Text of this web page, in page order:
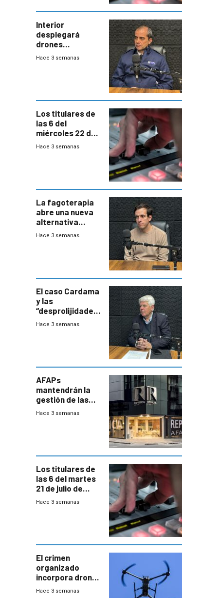
Interior
desplegará
drones
autónomos para
Hace 3 semanas
Los titulares de
las 6 del
miércoles 22 de
julio de 2026
Hace 3 semanas
La fagoterapia
abre una nueva
alternativa
contra bacterias
innovadora
Hace 3 semanas
El caso Cardama
y las
“desprolijidades”
que la
Hace 3 semanas
AFAPs
mantendrán la
gestión de las
cuentas
Hace 3 semanas
Los titulares de
las 6 del martes
21 de julio de
2026
Hace 3 semanas
El crimen
organizado
incorpora drones
y abre un nuevo
Hace 3 semanas